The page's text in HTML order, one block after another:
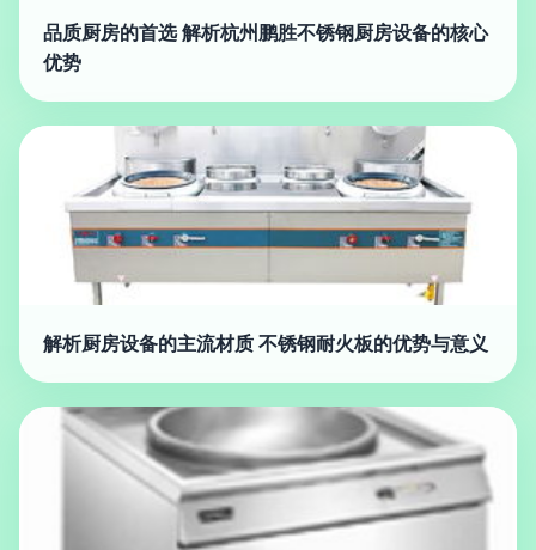
品质厨房的首选 解析杭州鹏胜不锈钢厨房设备的核心
优势
解析厨房设备的主流材质 不锈钢耐火板的优势与意义